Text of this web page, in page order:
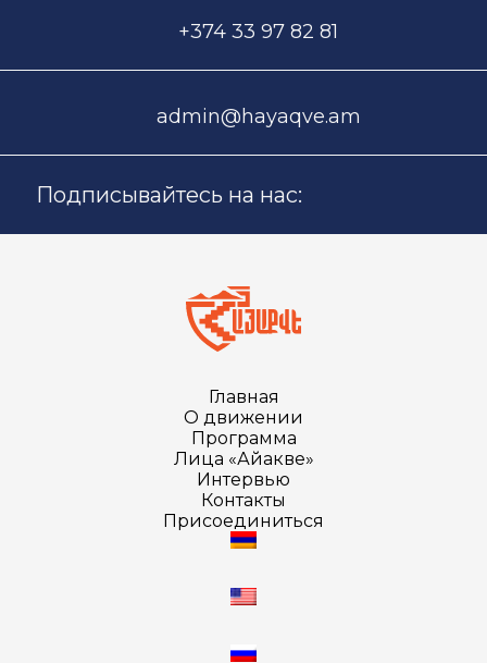
+374 33 97 82 81
admin@hayaqve.am
Подписывайтесь на нас:
Главная
О движении
Программа
Лица «Айакве»
Интервью
Контакты
Присоединиться